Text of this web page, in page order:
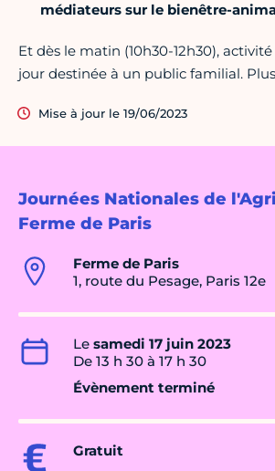
Journées Nationales de
Ferme de Paris
Ferme de Paris
1, route du Pesage, Paris 12e
Le samedi 17 juin 2023
De 13 h 30 à 17 h 30
Évènement terminé
Gratuit
médiateurs sur le bienêtre-
Et dès le matin (10h30-12h30),
jour destinée à un public familial.
Mise à jour le 19/06/2023